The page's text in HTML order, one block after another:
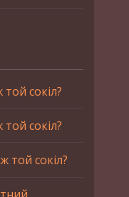
сокіл?
сокіл?
той сокіл?